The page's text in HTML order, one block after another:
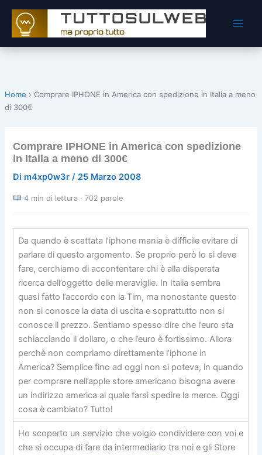
contenuto
Home › Comprare IPHONE in America con spedizione in Italia a meno
di 300€
Comprare IPHONE in America con spedizione
in Italia a meno di 300€
Di m4xp0w3r/ 25 Marzo 2008
4 min di lettura · 702 parole
Da quando è scattata l’iphone mania è difficile evitare di
parlare di questo argomento. Se proprio però lo si deve
fare, cerchiamo di accontentare chi è alla disperata
ricerca dell’oggetto delle meraviglie. In Italia sembra
quasi fatto l’accordo con la Tim, ma nonostante questo
non si conosce la data di uscita e soprattutto non si
conosce il prezzo. Sentiamo spesso dire che l’euro sta
schiacciando il dollaro, o che l’euro è fortissimo. Allora
perchè non compriamo direttamente l’iphone in
America? Semplice fino ad oggi non si poteva, in quando
per comprare nell’apple store americano bisogna avere
un indirizzo america al quale farsi spedire la merce. Oggi
cosa è cambiato? Tutto!
Ho scoperto un servizio che volgio condividere con voi e
che si occupa di fare da intermediario tra noi e gli Store